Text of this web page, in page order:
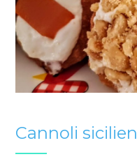
Cannoli sicilien